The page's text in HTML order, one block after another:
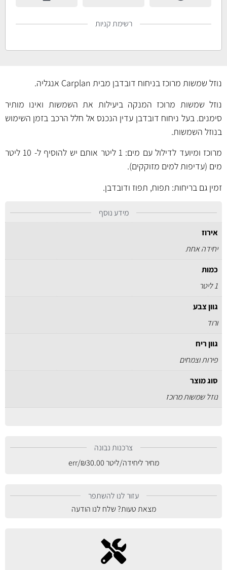
רשימת קניות
נוזל שמשות מרוכז בניחוח דובדבן מבית Carplan אנגליה.
נוזל שמשות מרוכז המנקה ביעילות את השמשות ואינו מותיר
סימנים. בעל ניחוח דובדבן עדין הנכנס אל חלל הרכב בזמן השימוש
בנוזל השמשות.
מרוכז ומיועד לדילול עם מים: 1 ליטר אותם יש להוסיף ל- 10 ליטר
מים (עדיפות למים מזוקקים).
זמין גם בריחות: תפוח, תפוז ודובדבן.
מידע נוסף
אירוז
יחידה אחת
כמות
1 ליטר
גוון צבע
ורוד
גוון ריח
פירות וצמחים
סוג מוצר
נוזל שמשות מרוכז
צרכנות נבונה
מחיר ליחידה/ליטר
₪30.00
/err
עזור לנו להשתפר
מצאת טעות? שלח לנו הודעה